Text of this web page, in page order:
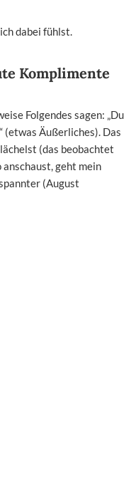
dabei fühlst.
Komplimente
Folgendes sagen: „Du
(etwas Äußerliches). Das
(das beobachtet
anschaust, geht mein
(August